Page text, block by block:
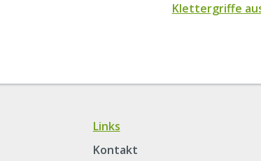
Klettergriffe
Links
Kontakt